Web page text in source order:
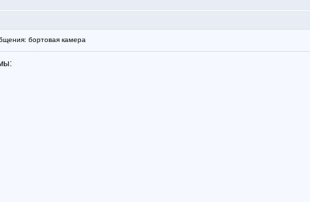
бортовая камера